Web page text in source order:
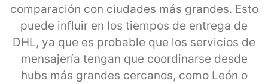
comparación con ciudades más grandes. Esto
puede influir en los tiempos de entrega de
DHL, ya que es probable que los servicios de
mensajería tengan que coordinarse desde
hubs más grandes cercanos, como León o